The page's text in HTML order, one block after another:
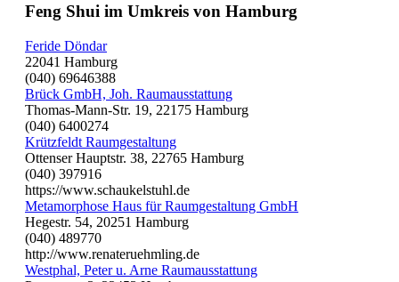
Feng Shui im Umkreis von Hamburg
Feride Döndar
22041 Hamburg
(040) 69646388
Brück GmbH, Joh. Raumausstattung
Thomas-Mann-Str. 19, 22175 Hamburg
(040) 6400274
Krützfeldt Raumgestaltung
Ottenser Hauptstr. 38, 22765 Hamburg
(040) 397916
https://www.schaukelstuhl.de
Metamorphose Haus für Raumgestaltung GmbH
Hegestr. 54, 20251 Hamburg
(040) 489770
http://www.renateruehmling.de
Westphal, Peter u. Arne Raumausstattung